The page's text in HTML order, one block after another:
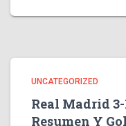
UNCATEGORIZED
Real Madrid 3-
Resumen Y